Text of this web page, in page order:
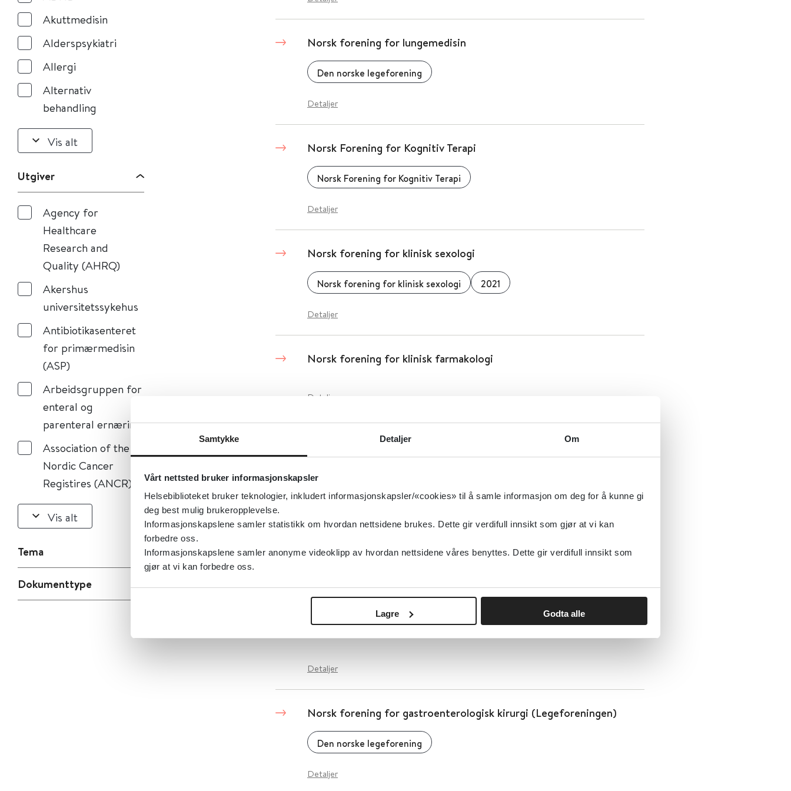
Samtykke Detaljer Om
Vårt nettsted bruker informasjonskapsler
Helsebiblioteket bruker teknologier, inkludert informasjonskapsler/«cookies» til å samle informasjon om deg for å kunne gi
deg best mulig brukeropplevelse.
Informasjonskapslene samler statistikk om hvordan nettsidene brukes. Dette gir verdifull innsikt som gjør at vi kan
forbedre oss.
Informasjonskapslene samler anonyme videoklipp av hvordan nettsidene våres benyttes. Dette gir verdifull innsikt som
gjør at vi kan forbedre oss.
Lagre Godta alle
Akuttmedisin
Alderspsykiatri
Allergi
Alternativ
behandling
Vis alt
Utgiver
Agency for
Healthcare
Research and
Quality (AHRQ)
Akershus
universitetssykehus
Antibiotikasenteret
for primærmedisin
(ASP)
Arbeidsgruppen for
enteral og
parenteral ernæring
Association of the
Nordic Cancer
Registires (ANCR)
Vis alt
Tema
Dokumenttype
Norsk forening for lungemedisin
Den norske legeforening
Detaljer
Norsk Forening for Kognitiv Terapi
Norsk Forening for Kognitiv Terapi
Detaljer
Norsk forening for klinisk sexologi
Norsk forening for klinisk sexologi 2021
Detaljer
Norsk forening for klinisk farmakologi
Detaljer
Norsk forening for Intensiv dynamisk korttidsterapi (N-ISTDP)
Detaljer
Norsk forening for immunologi og transfusjonsmedisin
Detaljer
Norsk forening for geriatri
Detaljer
Norsk forening for gastroenterologisk kirurgi (Legeforeningen)
Den norske legeforening
Detaljer